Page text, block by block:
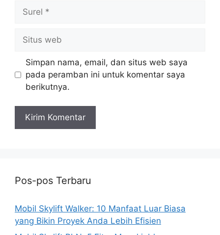
Surel
Situs
web
Simpan nama, email, dan situs web saya
pada peramban ini untuk komentar saya
berikutnya.
Pos-pos Terbaru
Mobil Skylift Walker: 10 Manfaat Luar Biasa
yang Bikin Proyek Anda Lebih Efisien